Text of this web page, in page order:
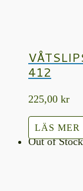
412
225,00 kr
LÄS MER
Out of Stock